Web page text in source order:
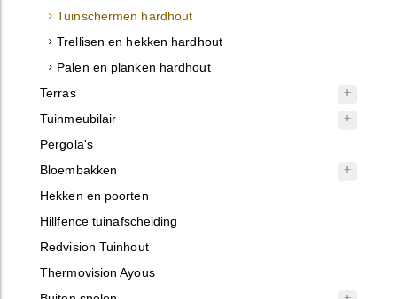
Tuinschermen hardhout
Trellisen en hekken hardhout
Palen en planken hardhout
Terras
Tuinmeubilair
Pergola's
Bloembakken
Hekken en poorten
Hillfence tuinafscheiding
Redvision Tuinhout
Thermovision Ayous